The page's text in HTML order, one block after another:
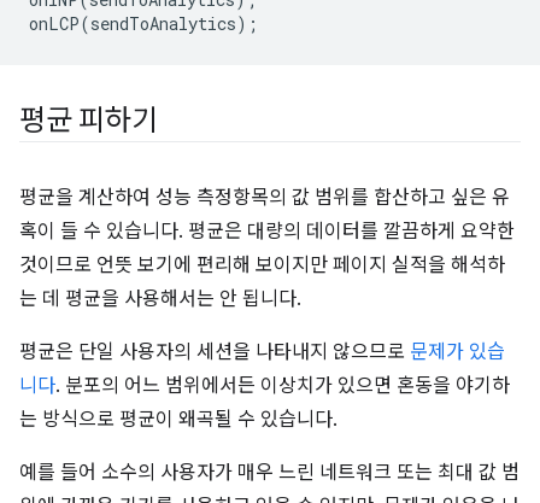
onLCP(sendToAnalytics);
평균 피하기
평균을 계산하여 성능 측정항목의 값 범위를 합산하고 싶은 유
혹이 들 수 있습니다. 평균은 대량의 데이터를 깔끔하게 요약한
것이므로 언뜻 보기에 편리해 보이지만 페이지 실적을 해석하
는 데 평균을 사용해서는 안 됩니다.
평균은 단일 사용자의 세션을 나타내지 않으므로 문제가 있습
니다. 분포의 어느 범위에서든 이상치가 있으면 혼동을 야기하
는 방식으로 평균이 왜곡될 수 있습니다.
예를 들어 소수의 사용자가 매우 느린 네트워크 또는 최대 값 범